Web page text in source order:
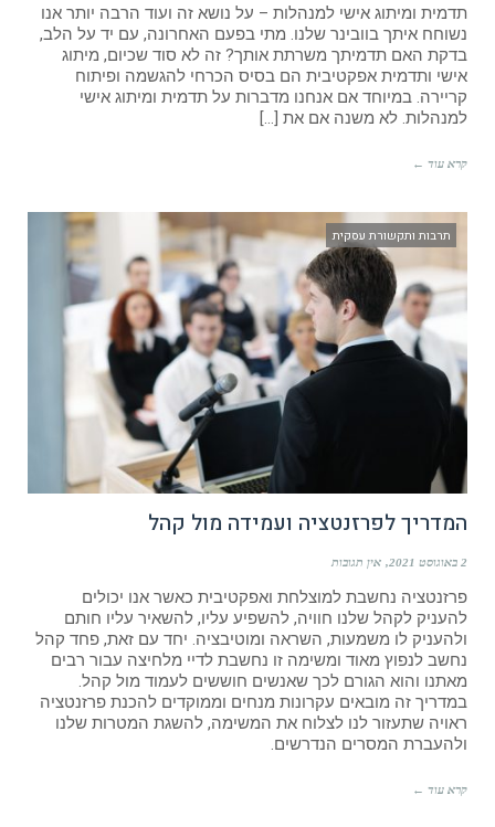
תדמית ומיתוג אישי למנהלות – על נושא זה ועוד הרבה יותר אנו
נשוחח איתך בוובינר שלנו. מתי בפעם האחרונה, עם יד על הלב,
בדקת האם תדמיתך משרתת אותך? זה לא סוד שכיום, מיתוג
אישי ותדמית אפקטיבית הם בסיס הכרחי להגשמה ופיתוח
קריירה. במיוחד אם אנחנו מדברות על תדמית ומיתוג אישי
למנהלות. לא משנה אם את […]
קרא עוד ←
תרבות ותקשורת עסקית
המדריך לפרזנטציה ועמידה מול קהל
2 באוגוסט 2021 אין תגובות
פרזנטציה נחשבת למוצלחת ואפקטיבית כאשר אנו יכולים
להעניק לקהל שלנו חוויה, להשפיע עליו, להשאיר עליו חותם
ולהעניק לו משמעות, השראה ומוטיבציה. יחד עם זאת, פחד קהל
נחשב לנפוץ מאוד ומשימה זו נחשבת לדיי מלחיצה עבור רבים
מאתנו והוא הגורם לכך שאנשים חוששים לעמוד מול קהל.
במדריך זה מובאים עקרונות מנחים וממוקדים להכנת פרזנטציה
ראויה שתעזור לנו לצלוח את המשימה, להשגת המטרות שלנו
ולהעברת המסרים הנדרשים.
קרא עוד ←